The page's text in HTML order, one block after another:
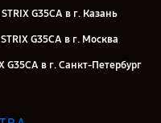
G35CA в г. Казань
G35CA в г. Москва
G35CA в г. Санкт-Петербург